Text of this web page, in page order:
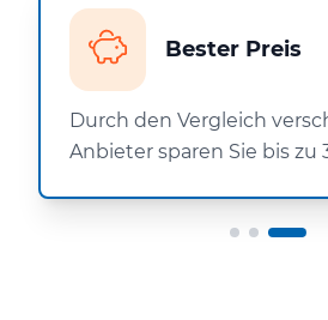
Bester Preis
Durch den Vergleich
Anbieter sparen Sie bis zu